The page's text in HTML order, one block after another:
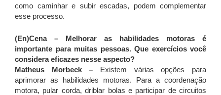
como caminhar e subir escadas, podem complementar
esse processo.
(En)Cena – Melhorar as habilidades motoras é
importante para muitas pessoas. Que exercícios você
considera eficazes nesse aspecto?
Matheus Morbeck – Existem várias opções para
aprimorar as habilidades motoras. Para a coordenação
motora, pular corda, driblar bolas e participar de circuitos